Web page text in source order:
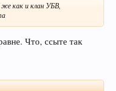
как и клан УБВ,
Что, ссыте так